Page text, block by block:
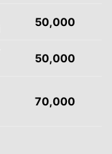
50,000
50,000
70,000